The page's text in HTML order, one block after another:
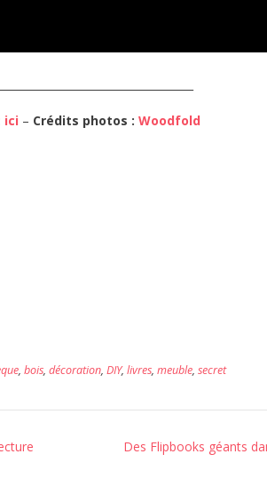
ici – Crédits photos : Woodfold
, bois, décoration, DIY, livres, meuble, secret
Des Flipbooks géants